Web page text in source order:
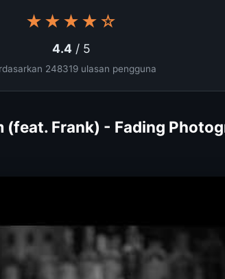
★★★★☆
4.4 / 5
248319 ulasan pengguna
(feat. Frank) - Fading